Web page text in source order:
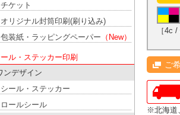
チケット
オリジナル封筒印刷(刷り込み)
包装紙・ラッピングペーパー （New）
ル・ステッカー印刷
ンデザイン
シール・ステッカー
ロールシール
［4c /
ご
※北海道